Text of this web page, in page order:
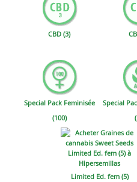
CBD (3)
Special Pack Feminisée
(100)
Special
Limited Ed. fem (5)